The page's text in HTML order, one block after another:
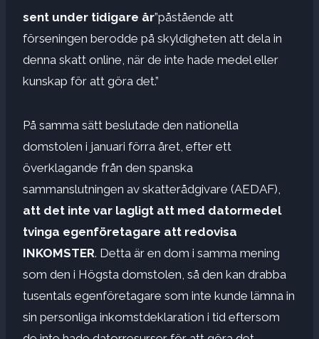
sent under tidigare år”påstående att
förseningen berodde på skyldigheten att dela in
denna skatt online, när de inte hade medel eller
kunskap för att göra det.”
På samma sätt beslutade den nationella
domstolen i januari förra året, efter ett
överklagande från den spanska
sammanslutningen av skatterådgivare (AEDAF),
att det inte var lagligt att med datormedel
tvinga egenföretagare att redovisa
INKOMSTER. Detta är en dom i samma mening
som den i Högsta domstolen, så den kan drabba
tusentals egenföretagare som inte kunde lämna in
sin personliga inkomstdeklaration i tid eftersom